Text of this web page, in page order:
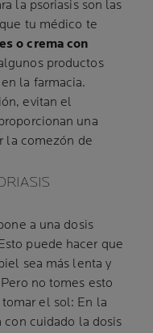
la psoriasis son las
tu médico te
o crema con
productos
la farmacia.
evitan el
una
la comezón de
a una dosis
puede hacer que
sea más lenta y
no tomes esto
el sol: En la
cuidado la dosis